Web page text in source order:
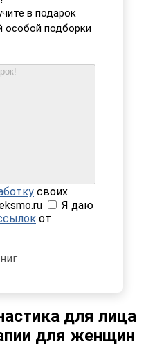
в подарок
особой подборки
своих
Я даю
от
для лица
для женщин